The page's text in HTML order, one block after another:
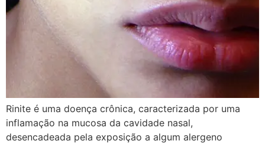
Rinite é uma doença crônica, caracterizada por uma
inflamação na mucosa da cavidade nasal,
desencadeada pela exposição a algum alergeno